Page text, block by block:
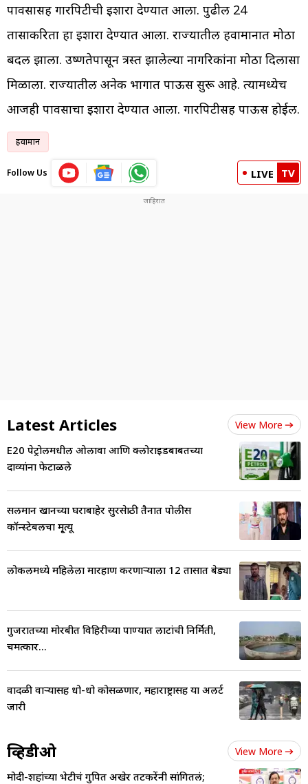
पावसासह गारपिटीची इशारा देण्यात आला. पुढील 24
तासाकरिता हा इशारा देण्यात आला. राज्यातील हवामानात मोठा
बदल झाला. उष्णतेपासून त्रस्त झालेल्या नागरिकांना मोठा दिलासा
मिळाला. राज्यातील अनेक भागात पाऊस सुरू आहे. त्यामध्येच
आजही पावसाचा इशारा देण्यात आला. गारपिटीसह पाऊस होईल.
हवामान
Follow Us LIVE TV
Latest Articles View More
E20 पेट्रोलमधील ओलावा आणि क्लोराइडबाबतच्या
दाव्यांना फेटाळले
सलमान खानच्या घराबाहेर सुरक्षेसाठी तैनात पोलीस
कॉन्स्टेबलचा मृ्त्यू
लोकलमध्ये महिलेला मारहाण करणाऱ्याला 12 तासात बेड्या
गुजरातच्या मोरबीत विहिरीच्या पाण्यात लाटांची निर्मिती,
चमत्कार...
वादळी वाऱ्यासह धो-धो कोसळणार, महाराष्ट्रासह या अलर्ट
जारी
व्हिडीओ View More
मोदी-शहांच्या भेटीचं गुपित अखेर तटकरेंनी सांगितलं;